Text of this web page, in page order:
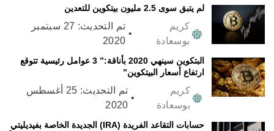
لم يتبق سوى 2.5 مليون بيتكوين للتعدين
كريم
بوسعادة
•
تم التحديث:
27 سبتمبر
2020
البتكوين سينهي 2020 بأناقة:” 3 عوامل رئيسية تتوقع
ارتفاع أسعار البيتكوين”
كريم
بوسعادة
•
تم التحديث:
25 أغسطس
2020
حسابات التقاعد الفريدة (IRA) الجديدة الخاصة بفيديليتي